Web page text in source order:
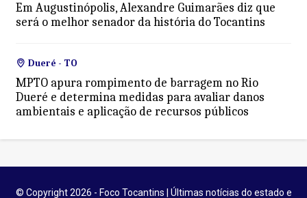
Em Augustinópolis, Alexandre Guimarães diz que
será o melhor senador da história do Tocantins
Dueré - TO
MPTO apura rompimento de barragem no Rio
Dueré e determina medidas para avaliar danos
ambientais e aplicação de recursos públicos
© Copyright 2026 - Foco Tocantins | Últimas notícias do estado e